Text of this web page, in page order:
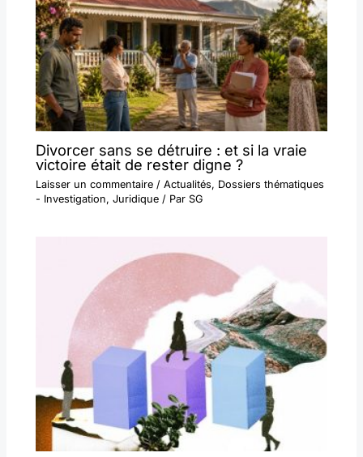
Divorcer sans se détruire : et si la vraie
victoire était de rester digne ?
Laisser un commentaire /Actualités, Dossiers thématiques
- Investigation,Juridique / Par SG